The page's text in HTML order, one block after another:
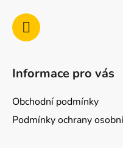
Informace pro vás
Obchodní podmínky
Podmínky ochrany